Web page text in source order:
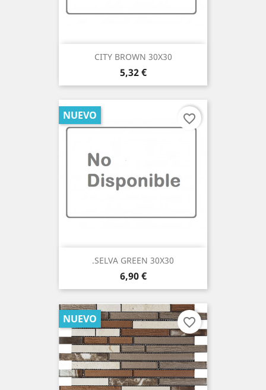
CITY BROWN 30X30
Precio
5,32 €
.SELVA GREEN 30X30
Precio
6,90 €
NUEVO favorite_border
NUEVO favorite_border